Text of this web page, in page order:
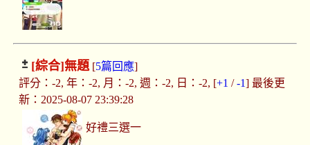
[綜合]無題[5篇回應]
評分：-2, 年：-2, 月：-2, 週：-2, 日：-2, [+1 /-1] 最後更
新：2025-08-07 23:39:28
好禮三選一